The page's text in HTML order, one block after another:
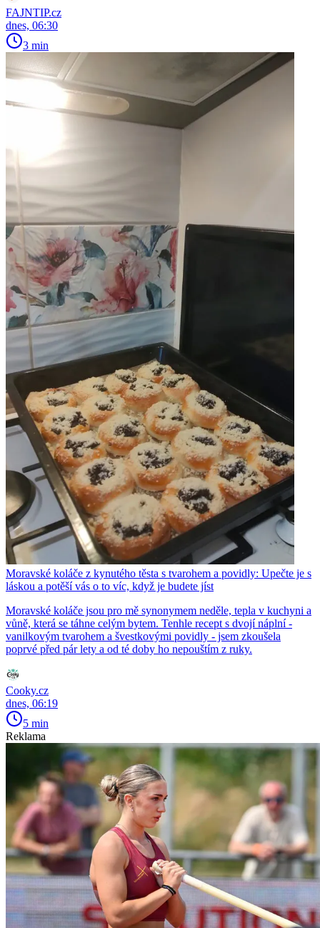
FAJNTIP.cz
dnes, 06:30
3 min
Moravské koláče z kynutého těsta s tvarohem a povidly: Upečte je s
láskou a potěší vás o to víc, když je budete jíst
Moravské koláče jsou pro mě synonymem neděle, tepla v kuchyni a
vůně, která se táhne celým bytem. Tenhle recept s dvojí náplní -
vanilkovým tvarohem a švestkovými povidly - jsem zkoušela
poprvé před pár lety a od té doby ho nepouštím z ruky.
Cooky.cz
dnes, 06:19
5 min
Reklama